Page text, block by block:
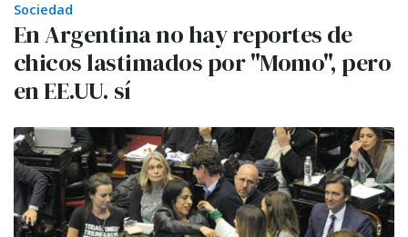
Sociedad
En Argentina no hay reportes de
chicos lastimados por "Momo", pero
en EE.UU. sí